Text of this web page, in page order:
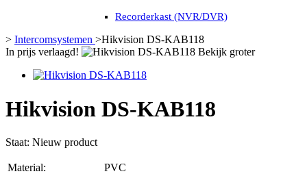
Recorderkast (NVR/DVR)
> Intercomsystemen >Hikvision DS-KAB118
In prijs verlaagd!
Bekijk groter
Hikvision DS-KAB118
Staat: Nieuw product
Material:
PVC